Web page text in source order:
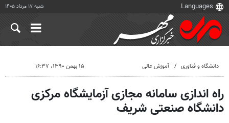
شنبه ۱۷ مرداد ۱۴۰۵
دانشگاه و فناوری آموزش عالی ۱۵ بهمن ۱۳۹۰، ۱۶:۳۷
راه اندازی سامانه مجازی آزمایشگاه مرکزی
دانشگاه صنعتی شریف